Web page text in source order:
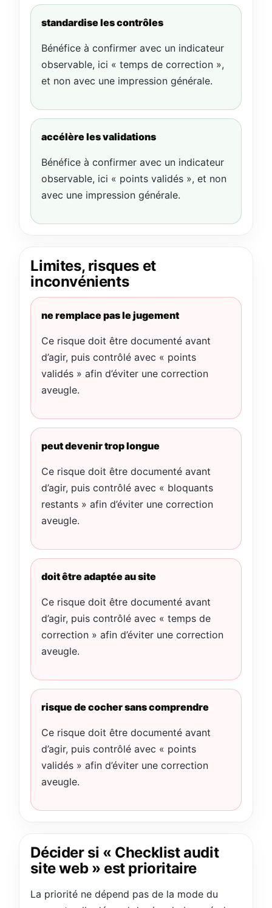
standardise les contrôles
Bénéfice à confirmer avec un indicateur
observable, ici « temps de correction »,
et non avec une impression générale.
accélère les validations
Bénéfice à confirmer avec un indicateur
observable, ici « points validés », et non
avec une impression générale.
Limites, risques et
inconvénients
ne remplace pas le jugement
Ce risque doit être documenté avant
d’agir, puis contrôlé avec « points
validés » afin d’éviter une correction
aveugle.
peut devenir trop longue
Ce risque doit être documenté avant
d’agir, puis contrôlé avec « bloquants
restants » afin d’éviter une correction
aveugle.
doit être adaptée au site
Ce risque doit être documenté avant
d’agir, puis contrôlé avec « temps de
correction » afin d’éviter une correction
aveugle.
risque de cocher sans comprendre
Ce risque doit être documenté avant
d’agir, puis contrôlé avec « points
validés » afin d’éviter une correction
aveugle.
Décider si « Checklist audit
site web » est prioritaire
La priorité ne dépend pas de la mode du